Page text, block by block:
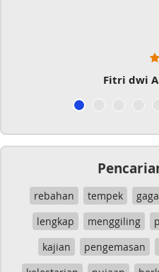
Fitri dwi
rebahan tempek
lengkap
menggiling
kajian
pengemasan